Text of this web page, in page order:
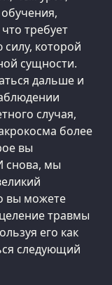
требует
которой
сущности.
дальше и
случая,
более
вы
снова, мы
вы можете
травмы
его как
следующий